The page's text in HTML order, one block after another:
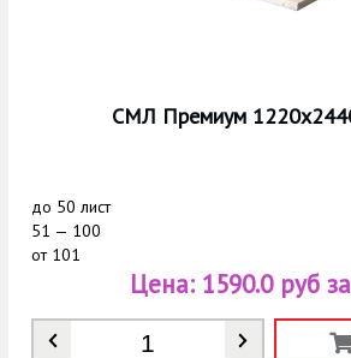
СМЛ Премиум
до 50 лист
51 — 100
от101
Количество
Цена: 1590.0 руб